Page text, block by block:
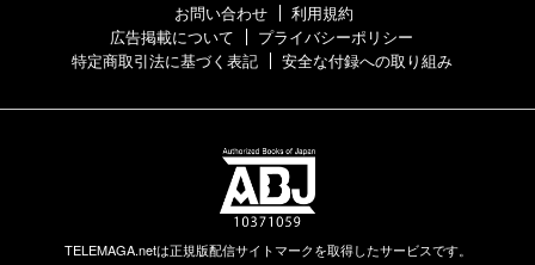
お問い合わせ
利用規約
広告掲載について
プライバシーポリシー
特定商取引法に基づく表記
安全な付録への取り組み
TELEMAGA.netは正規版配信サイトマークを取得したサービスです。